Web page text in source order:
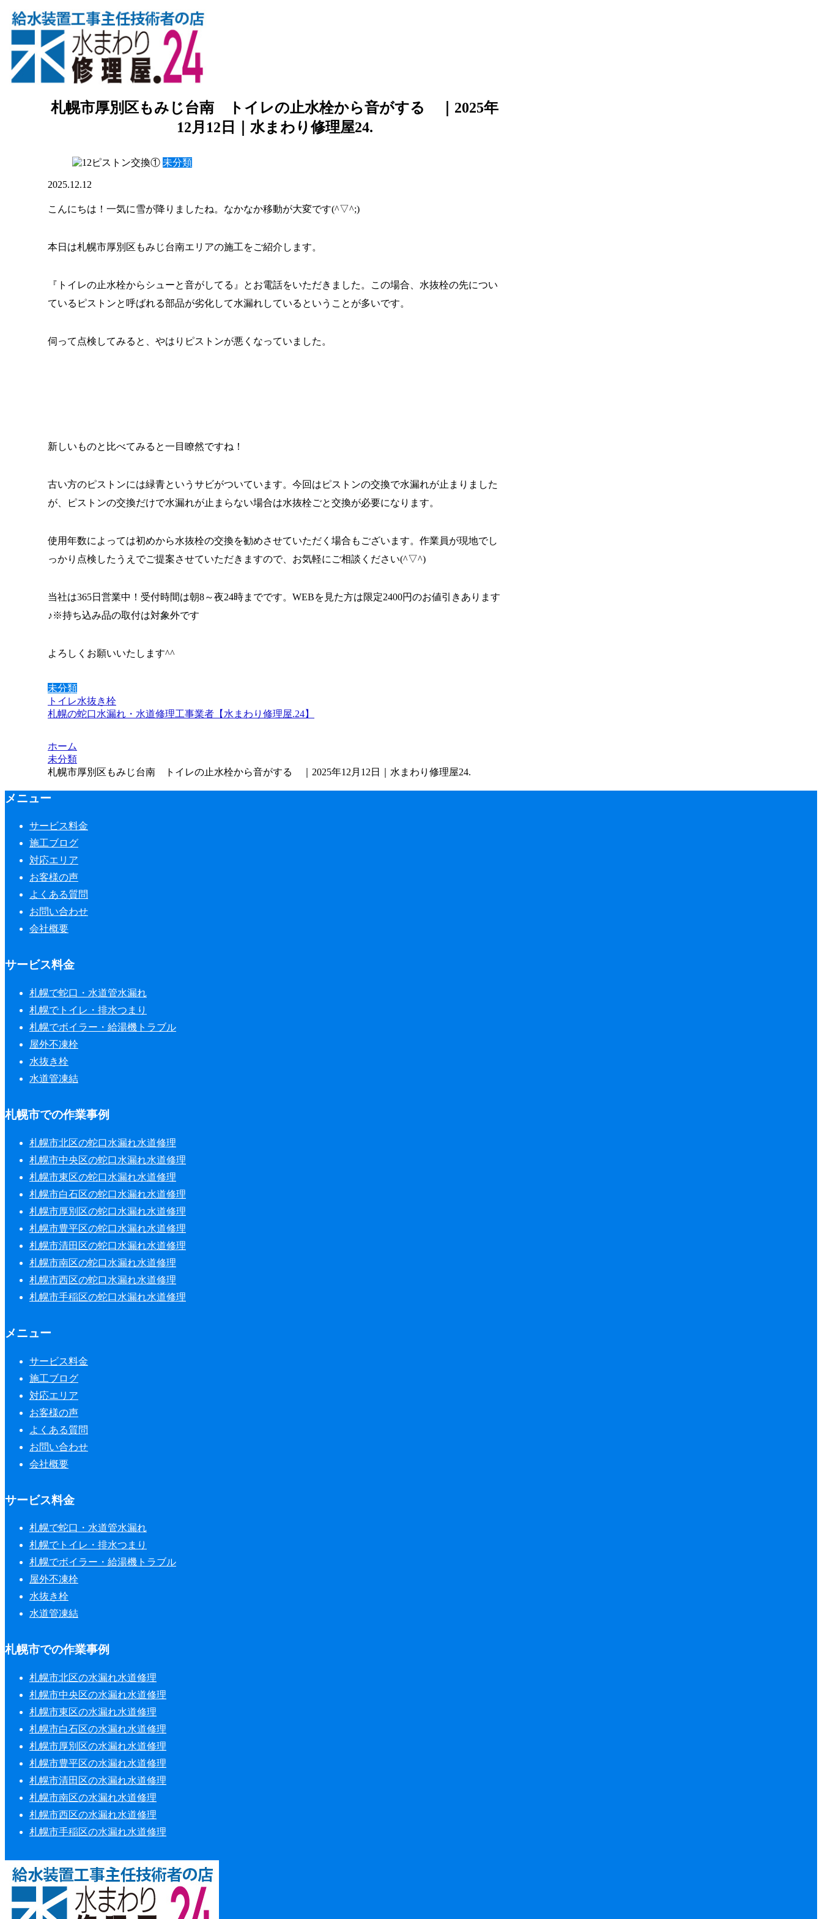
札幌市厚別区もみじ台南 トイレの止水栓から音がする ｜2025年
12月12日｜水まわり修理屋24.
未分類
2025.12.12
こんにちは！一気に雪が降りましたね。なかなか移動が大変です(^▽^;)
本日は札幌市厚別区もみじ台南エリアの施工をご紹介します。
『トイレの止水栓からシューと音がしてる』とお電話をいただきました。この場合、水抜栓の先につい
ているピストンと呼ばれる部品が劣化して水漏れしているということが多いです。
伺って点検してみると、やはりピストンが悪くなっていました。
新しいものと比べてみると一目瞭然ですね！
古い方のピストンには緑青というサビがついています。今回はピストンの交換で水漏れが止まりました
が、ピストンの交換だけで水漏れが止まらない場合は水抜栓ごと交換が必要になります。
使用年数によっては初めから水抜栓の交換を勧めさせていただく場合もございます。作業員が現地でし
っかり点検したうえでご提案させていただきますので、お気軽にご相談ください(^▽^)
当社は365日営業中！受付時間は朝8～夜24時までです。WEBを見た方は限定2400円のお値引きあります
♪※持ち込み品の取付は対象外です
よろしくお願いいたします^^
未分類
トイレ水抜き栓
札幌の蛇口水漏れ・水道修理工事業者【水まわり修理屋.24】
ホーム
未分類
札幌市厚別区もみじ台南 トイレの止水栓から音がする ｜2025年12月12日｜水まわり修理屋24.
メニュー
サービス料金
施工ブログ
対応エリア
お客様の声
よくある質問
お問い合わせ
会社概要
サービス料金
札幌で蛇口・水道管水漏れ
札幌でトイレ・排水つまり
札幌でボイラー・給湯機トラブル
屋外不凍栓
水抜き栓
水道管凍結
札幌市での作業事例
札幌市北区の蛇口水漏れ水道修理
札幌市中央区の蛇口水漏れ水道修理
札幌市東区の蛇口水漏れ水道修理
札幌市白石区の蛇口水漏れ水道修理
札幌市厚別区の蛇口水漏れ水道修理
札幌市豊平区の蛇口水漏れ水道修理
札幌市清田区の蛇口水漏れ水道修理
札幌市南区の蛇口水漏れ水道修理
札幌市西区の蛇口水漏れ水道修理
札幌市手稲区の蛇口水漏れ水道修理
メニュー
サービス料金
施工ブログ
対応エリア
お客様の声
よくある質問
お問い合わせ
会社概要
サービス料金
札幌で蛇口・水道管水漏れ
札幌でトイレ・排水つまり
札幌でボイラー・給湯機トラブル
屋外不凍栓
水抜き栓
水道管凍結
札幌市での作業事例
札幌市北区の水漏れ水道修理
札幌市中央区の水漏れ水道修理
札幌市東区の水漏れ水道修理
札幌市白石区の水漏れ水道修理
札幌市厚別区の水漏れ水道修理
札幌市豊平区の水漏れ水道修理
札幌市清田区の水漏れ水道修理
札幌市南区の水漏れ水道修理
札幌市西区の水漏れ水道修理
札幌市手稲区の水漏れ水道修理